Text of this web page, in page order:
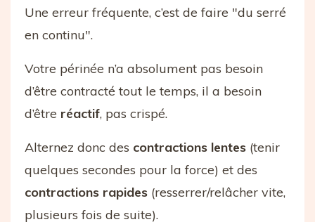
Une erreur fréquente, c’est de faire "du serré
en continu".
Votre périnée n’a absolument pas besoin
d’être contracté tout le temps, il a besoin
d’être réactif, pas crispé.
Alternez donc des contractions lentes (tenir
quelques secondes pour la force) et des
contractions rapides (resserrer/relâcher vite,
plusieurs fois de suite).